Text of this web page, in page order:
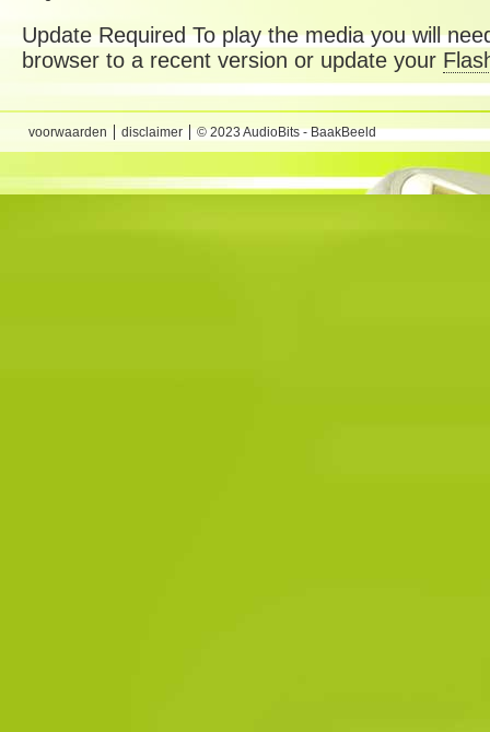
Update RequiredTo play the media you will
browser to a recent version or update your
voorwaarden disclaimer © 2023 AudioBits - BaakBeeld